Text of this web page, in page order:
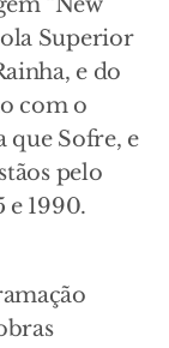
Superior
e do
com o
que Sofre, e
pelo
e 1990.